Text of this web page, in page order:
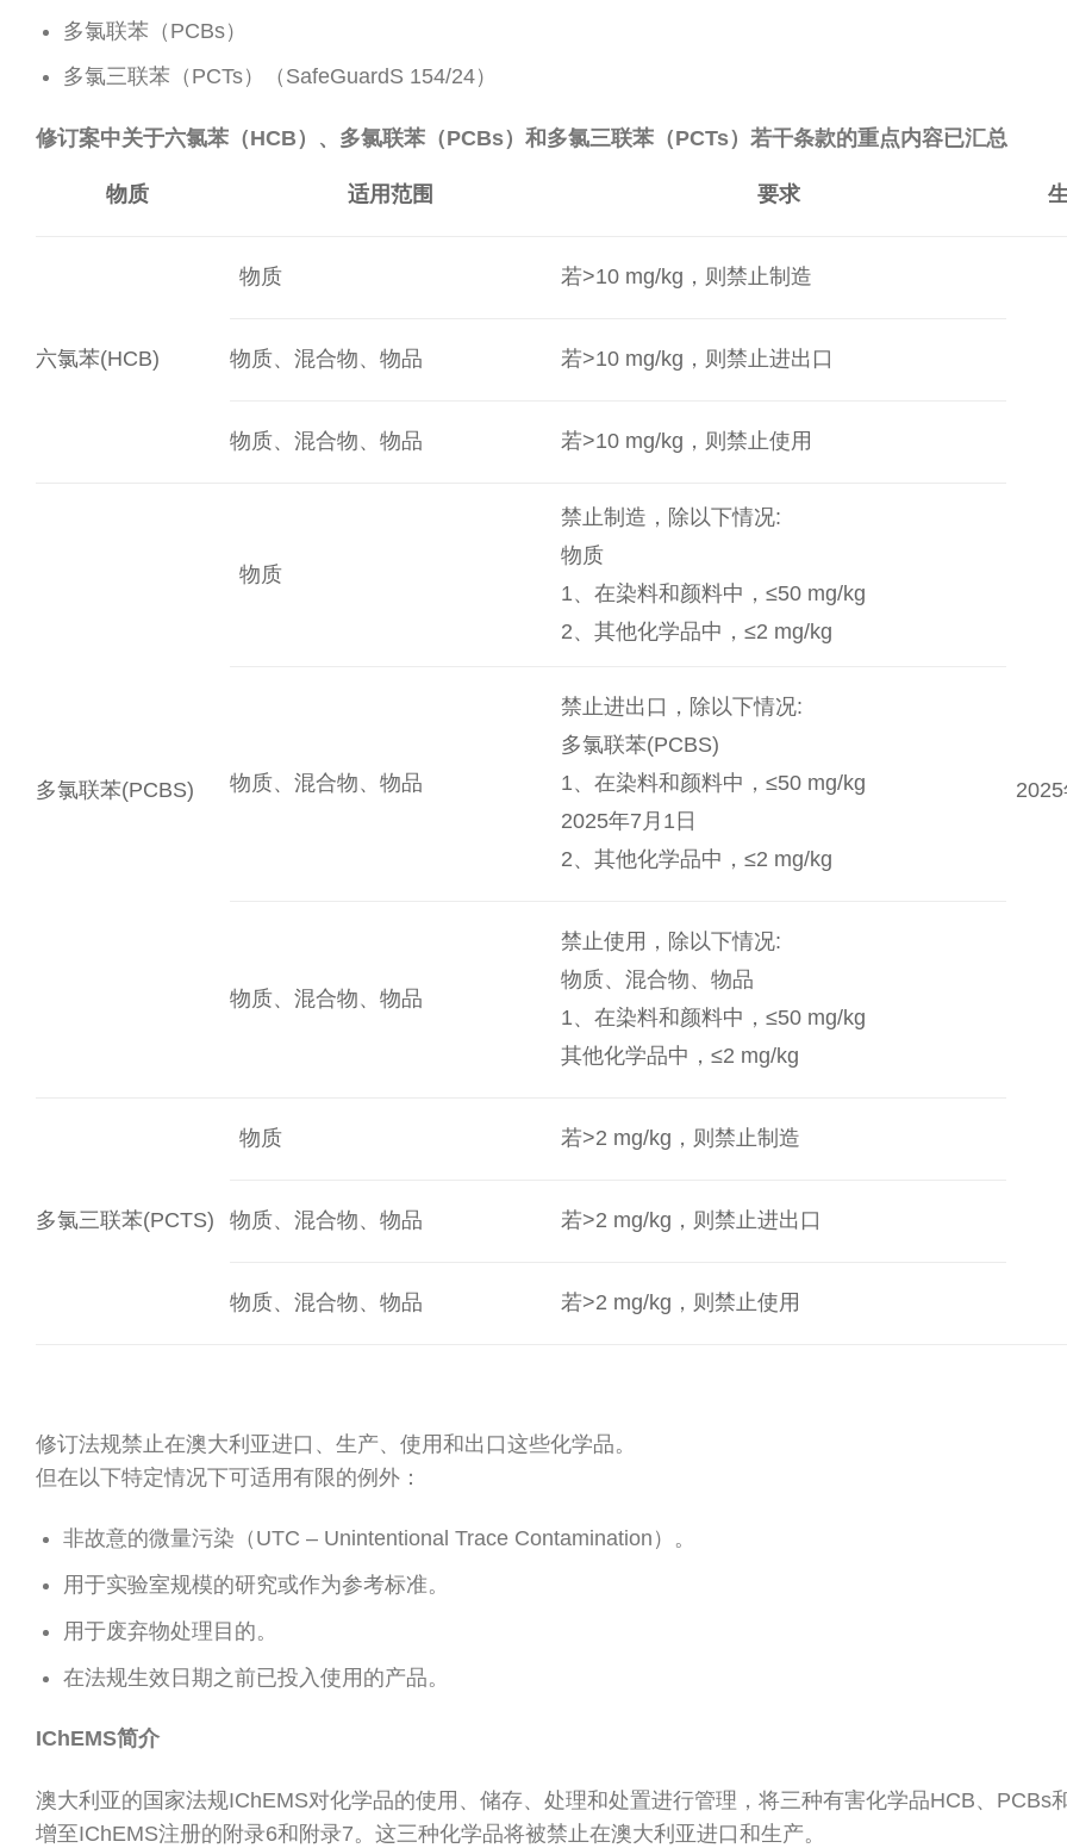
多氯联苯（PCBs）
多氯三联苯（PCTs）（SafeGuardS 154/24）
修订案中关于六氯苯（HCB）、多氯联苯（PCBs）和多氯三联苯（PCTs）若干条款的重点内容已汇总
物质 适用范围 要求
六氯苯(HCB)
物质 若>10 mg/kg，则禁止制造
物质、混合物、物品 若>10 mg/kg，则禁止进出口
物质、混合物、物品 若>10 mg/kg，则禁止使用
多氯联苯(PCBS)
物质
禁止制造，除以下情况:
物质
1、在染料和颜料中，≤50 mg/kg
2、其他化学品中，≤2 mg/kg
物质、混合物、物品
禁止进出口，除以下情况:
多氯联苯(PCBS)
1、在染料和颜料中，≤50 mg/kg
2025年7月1日
2、其他化学品中，≤2 mg/kg
物质、混合物、物品
禁止使用，除以下情况:
物质、混合物、物品
1、在染料和颜料中，≤50 mg/kg
其他化学品中，≤2 mg/kg
多氯三联苯(PCTS)
物质 若>2 mg/kg，则禁止制造
物质、混合物、物品 若>2 mg/kg，则禁止进出口
物质、混合物、物品 若>2 mg/kg，则禁止使用
修订法规禁止在澳大利亚进口、生产、使用和出口这些化学品。
但在以下特定情况下可适用有限的例外：
非故意的微量污染（UTC – Unintentional Trace Contamination）。
用于实验室规模的研究或作为参考标准。
用于废弃物处理目的。
在法规生效日期之前已投入使用的产品。
IChEMS简介
澳大利亚的国家法规IChEMS对化学品的使用、储存、处理和处置进行管理，将三种有害化学品HCB、PCBs
增至IChEMS注册的附录6和附录7。这三种化学品将被禁止在澳大利亚进口和生产。